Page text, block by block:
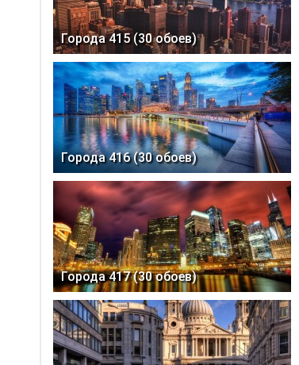
Города 415 (30 обоев)
Города 416 (30 обоев)
Города 417 (30 обоев)